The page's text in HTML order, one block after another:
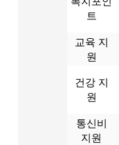
트
교육 지
원
건강 지
원
통신비
지원